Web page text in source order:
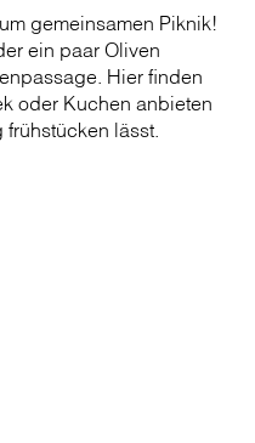
gemeinsamen Piknik!
ein paar Oliven
Hier finden
oder Kuchen anbieten
lässt.